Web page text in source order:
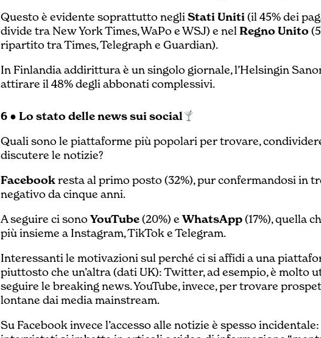
Questo è evidente soprattutto negliStati Uniti(il 45% dei
divide tra New York Times, WaPo e WSJ) e nelRegno Unito
ripartito tra Times, Telegraph e Guardian).
In Finlandia addirittura è un singolo giornale, l’Helsingin
attirare il 48% degli abbonati complessivi.
6 ● Lo stato delle news sui social
Quali sono le piattaforme più popolari per trovare,
discutere le notizie?
Facebookresta al primo posto (32%), pur confermandosi in
negativo da cinque anni.
A seguire ci sonoYouTube(20%) eWhatsApp(17%), quella
più insieme a Instagram, TikTok e Telegram.
Interessanti le motivazioni sul perché ci si affidi a una
piuttosto che un’altra (dati UK): Twitter, ad esempio, è molto
seguire le breaking news. YouTube, invece, per trovare
lontane dai media mainstream.
Su Facebook invece l’accesso alle notizie è spesso